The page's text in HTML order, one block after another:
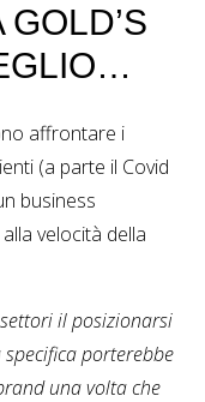
affrontare i
(a parte il Covid
business
velocità della
il posizionarsi
porterebbe
una volta che